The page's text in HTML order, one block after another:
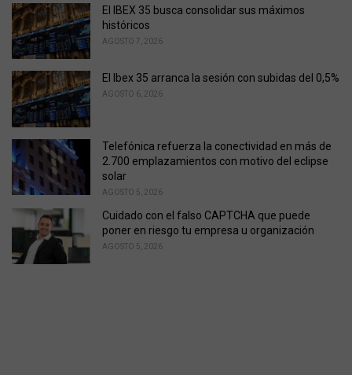
El IBEX 35 busca consolidar sus máximos
históricos
AGOSTO 7, 2026
El Ibex 35 arranca la sesión con subidas del 0,5%
AGOSTO 6, 2026
Telefónica refuerza la conectividad en más de
2.700 emplazamientos con motivo del eclipse
solar
AGOSTO 5, 2026
Cuidado con el falso CAPTCHA que puede
poner en riesgo tu empresa u organización
AGOSTO 5, 2026